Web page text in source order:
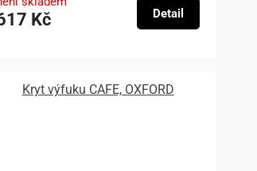
Kč Detail
Kryt výfuku CAFE, OXFORD